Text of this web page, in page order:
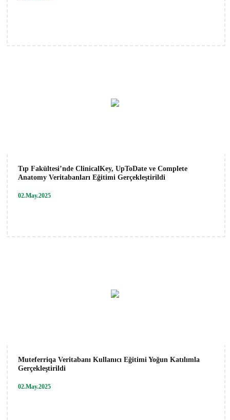
Tıp Fakültesi’nde ClinicalKey, UpToDate ve Complete
Anatomy Veritabanları Eğitimi Gerçekleştirildi
02.May.2025
Muteferriqa Veritabanı Kullanıcı Eğitimi Yoğun Katılımla
Gerçekleştirildi
02.May.2025